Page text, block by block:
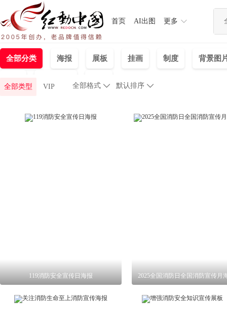
首页 AI出图 更多
全部分类 海报 展板 挂画 制度 背景图
日历
全部类型 VIP 
全部格式 默认排序 
119消防安全宣传日海报 2025全国消防日全国消防宣传月